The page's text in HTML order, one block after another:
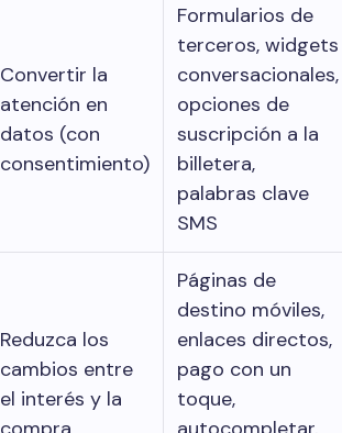
Convertir la
atención en
datos (con
consentimiento)
Formularios de
terceros, widgets
conversacionales,
opciones de
suscripción a la
billetera,
palabras clave
SMS
Reduzca los
cambios entre
el interés y la
Páginas de
destino móviles,
enlaces directos,
pago con un
toque,